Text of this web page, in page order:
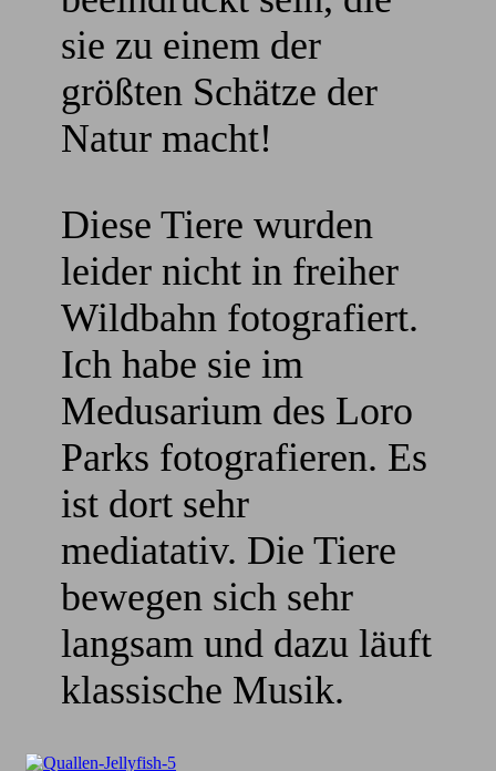
sie zu einem der
größten Schätze der
Natur macht!
Diese Tiere wurden
leider nicht in freiher
Wildbahn fotografiert.
Ich habe sie im
Medusarium des Loro
Parks fotografieren. Es
ist dort sehr
mediatativ. Die Tiere
bewegen sich sehr
langsam und dazu läuft
klassische Musik.